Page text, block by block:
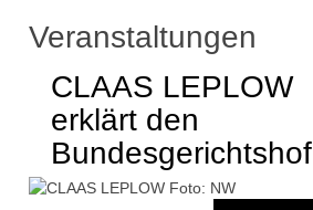
Veranstaltungen
CLAAS LEPLOW
erklärt den
Bundesgerichtshof